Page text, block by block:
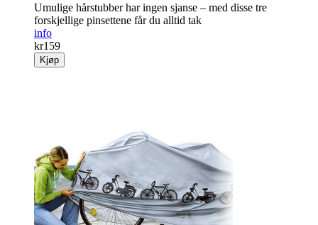
Umulige hår­stubber har ingen sjanse – med disse tre
forskjellige pinsettene får du alltid tak
info
kr159
Kjøp